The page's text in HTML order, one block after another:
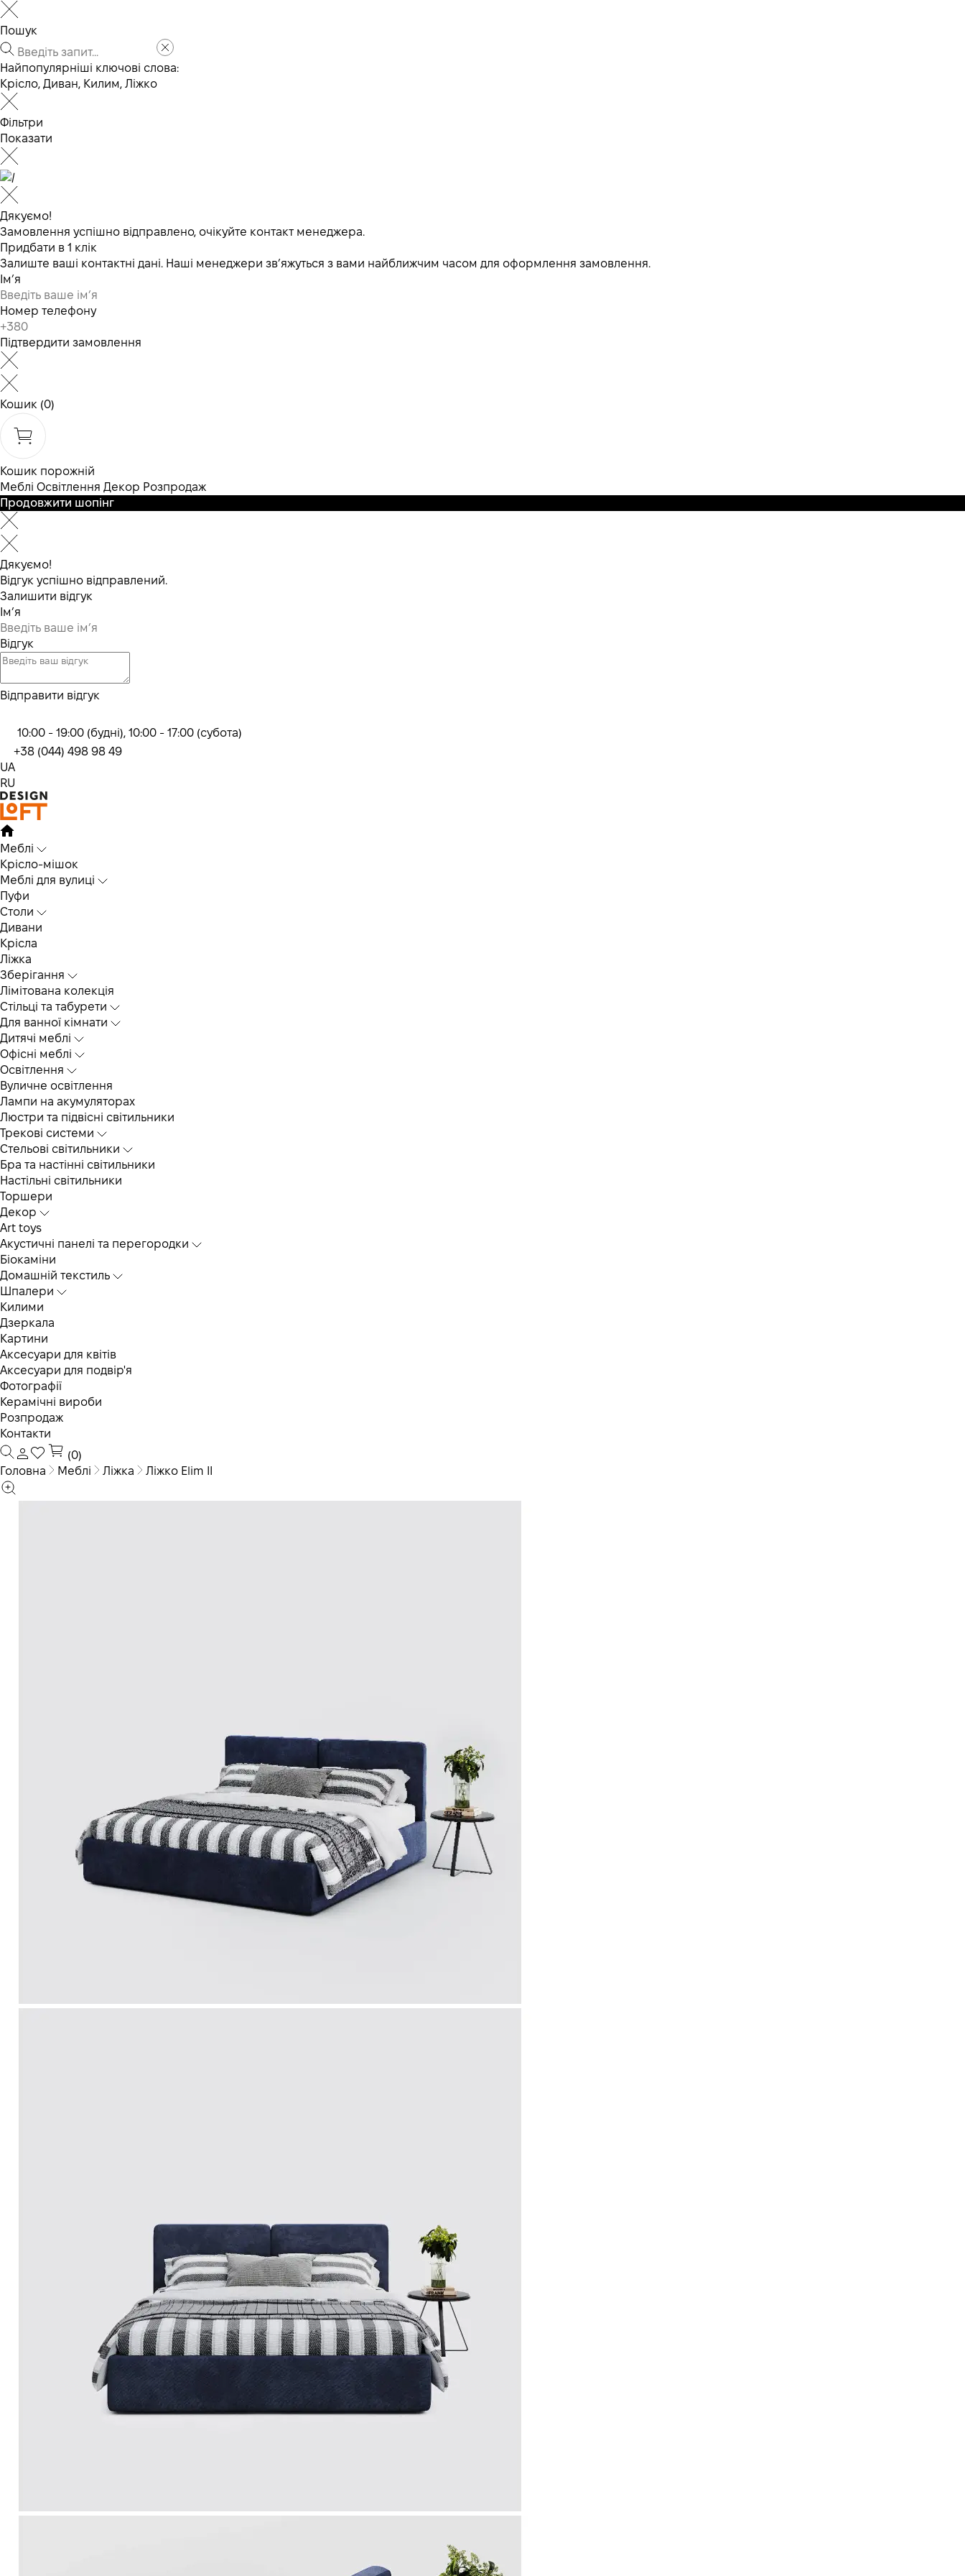
Пошук
Найпопулярніші ключові слова:
Крісло, Диван, Килим, Ліжко
Фільтри
Показати
Дякуємо!
Замовлення успішно відправлено, очікуйте контакт менеджера.
Придбати в 1 клік
Залиште ваші контактні дані. Наші менеджери зв’яжуться з вами найближчим часом для оформлення замовлення.
Ім’я
Номер телефону
Підтвердити замовлення
Кошик (0)
Кошик порожній
Меблі Освітлення Декор Розпродаж
Продовжити шопінг
Дякуємо!
Відгук успішно відправлений.
Залишити відгук
Ім’я
Відгук
Відправити відгук
10:00 - 19:00 (будні), 10:00 - 17:00 (субота)
+38 (044) 498 98 49
UA
RU
Меблі
Крісло-мішок
Меблі для вулиці
Пуфи
Столи
Дивани
Крісла
Ліжка
Зберігання
Лімітована колекція
Стільці та табурети
Для ванної кімнати
Дитячі меблі
Офісні меблі
Освітлення
Вуличне освітлення
Лампи на акумуляторах
Люстри та підвісні світильники
Трекові системи
Cтельові світильники
Бра та настінні світильники
Настільні світильники
Торшери
Декор
Art toys
Акустичні панелі та перегородки
Біокаміни
Домашній текстиль
Шпалери
Килими
Дзеркала
Картини
Аксесуари для квітів
Аксесуари для подвір'я
Фотографії
Керамічні вироби
Розпродаж
Контакти
(0)
Головна
Меблі Ліжка Ліжко Elim II